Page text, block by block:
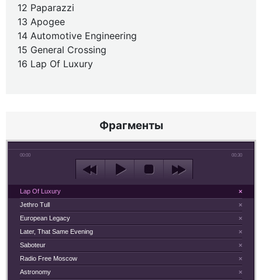
12 Paparazzi
13 Apogee
14 Automotive Engineering
15 General Crossing
16 Lap Of Luxury
Фрагменты
00:00 00:30
×
Lap Of Luxury
×
Jethro Tull
×
European Legacy
×
Later, That Same Evening
×
Saboteur
×
Radio Free Moscow
×
Astronomy